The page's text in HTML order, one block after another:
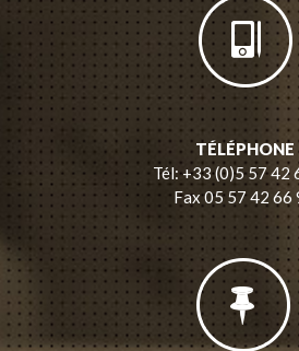
TÉLÉPHONE
Tél: +33 (0)5 57 42
Fax 05 57 42 66